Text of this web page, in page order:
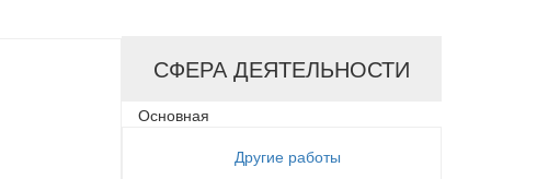
СФЕРА ДЕЯТЕЛЬНОСТИ
Основная
Другие работы